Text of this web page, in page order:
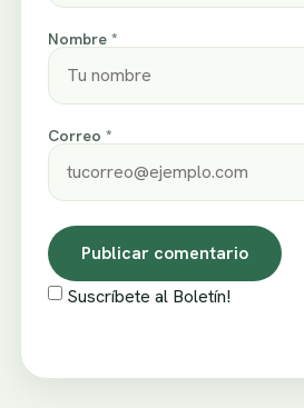
Nombre *
Correo *
Suscríbete al Boletín!